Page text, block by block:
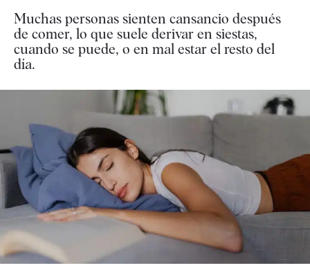
Muchas personas sienten cansancio después
de comer, lo que suele derivar en siestas,
cuando se puede, o en mal estar el resto del
día.